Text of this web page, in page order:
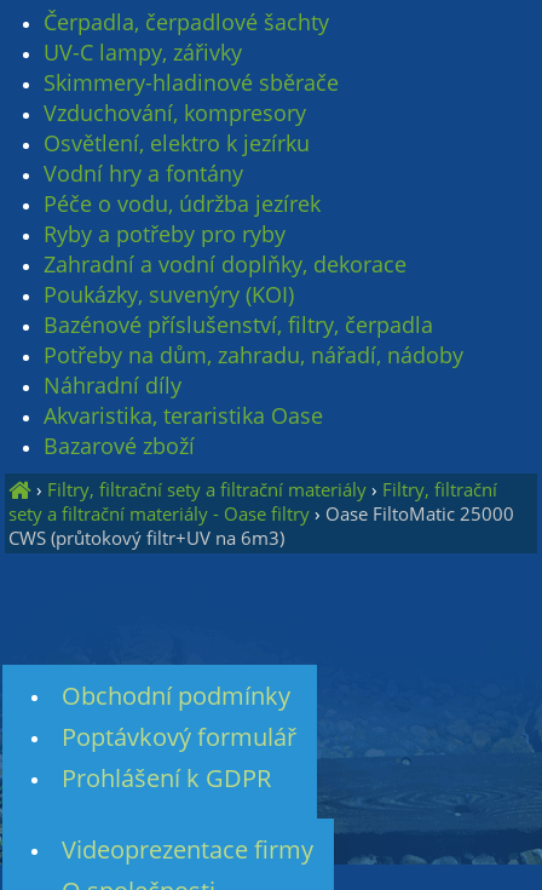
Čerpadla, čerpadlové šachty
UV-C lampy, zářivky
Skimmery-hladinové sběrače
Vzduchování, kompresory
Osvětlení, elektro k jezírku
Vodní hry a fontány
Péče o vodu, údržba jezírek
Ryby a potřeby pro ryby
Zahradní a vodní doplňky, dekorace
Poukázky, suvenýry (KOI)
Bazénové příslušenství, filtry, čerpadla
Potřeby na dům, zahradu, nářadí, nádoby
Náhradní díly
Akvaristika, teraristika Oase
Bazarové zboží
› Filtry, filtrační sety a filtrační materiály › Filtry, filtrační
sety a filtrační materiály - Oase filtry › Oase FiltoMatic 25000
CWS (průtokový filtr+UV na 6m3)
Obchodní podmínky
Poptávkový formulář
Prohlášení k GDPR
Videoprezentace firmy